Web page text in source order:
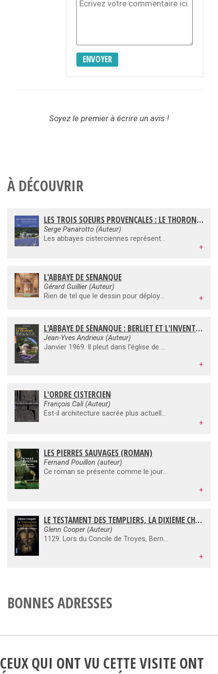
ENVOYER
Soyez le premier à écrire un avis !
À DÉCOUVRIR
LES TROIS SOEURS PROVENÇALES : LE THORONET, SILVACANE, SÉNANQUE - ABBAYES CISTERCIENNES ET VIE MONASTIQUE
Serge Panarotto (Auteur)
Les abbayes cisterciennes représentent une conception épurée, équilibrée et fonctionnelle de l’architecture religieuse. De là viennent leur beauté et la spiritualité qui s’en dégage. Elles sont le reflet d’un renouveau de la vie monastique intervenu au XIIe siècle et de son essor, sous l’impulsion de saint Bernard,dans toute l’Europe chrétienne, entre le XIIe et le XIVe siècle. La Provence a la chance de posséder trois de ces abbayes remarquablement bien conservées et restaurées. Bien insérées dans un environnement naturel préservé, Le Thoronet, Silvacane et Sénanque sont restées très proches de l’idéal cistercien des origines. Affiliées au même ordre religieux, on les appelle les trois soeurs provençales.
+
L'ABBAYE DE SENANQUE
Gérard Guillier (Auteur)
Rien de tel que le dessin pour déployer l'espace architectural de l'abbaye de unique, rendre compte de la complexité de ses volumes, de ses perspectives et de sa concision. Gérard Guillier rend hommage aux bâtisseurs cisterciens dont l'architecture répond à Lui idéal de pureté en harmonie parfaite avec un ascétisme rigoureux. L'édifice enfin rendu dans son intégrité fait preuve d'une authenticité spatiale qui ravit les yeux et l'esprit, revisitant ainsi la beauté radieuse de l'abbaye. N'est-il pas meilleure fidélité à saint Bernard, fondateur de l'Ordre, que de rendre à la forme sa plénitude, lui qui déclarait : " Parce que nous sommes charnels, il faut que notre désir et notre amour passe par le concret " ?
+
L'ABBAYE DE SÉNANQUE : BERLIET ET L'INVENTION DU MÉCÉNAT INDUSTRIEL
Jean-Yves Andrieux (Auteur)
Janvier 1969. Il pleut dans l'église de Sénanque, rongée par l'humidité. Les moines se résignent à abandonner le vaisseau de pierre en perdition. Janvier 2004. Les frères ont regagné le giron sublime du monastère, plébiscité chaque année par plus de deux cent mille visiteurs. Pourquoi une telle métamorphose en trente-cinq ans? Ces années-là ont, en fait, sauvé douze siècles et demi d'histoire. Née au Moyen Age, cédée pendant la Révolution, rétablie en 1854, Sénanque est vendue à nouveau en 1905, puis réoccupée par une communauté religieuse de 1926 à 1969. C'est alors qu'elle est restaurée par la société des Automobiles Marius Berliet qui en fait un centre culturel. Sans cette intervention désintéressée d'une entreprise, fondatrice du mécénat industriel en France, l'abbaye aurait disparu.
+
L'ORDRE CISTERCIEN
François Cali (Auteur)
Est-il architecture sacrée plus actuelle que celle de ces monastères élevés au XIIe siècle par des hommes qui fuyaient le tumulte des villes pour trouver en forêt la solitude, le silence, l'eau, la pierre, la lumière ? Engendré par l'espace naturel et surnaturel, "l'environnement" géographique et mystique du Désert, déterminé par un "cadre de vie", la règle de saint Benoît, le monastère cistercien est exemplaire de ce qu'on appelle aujourd'hui une architecture fonctionnelle. Instrument agricole et instrument liturgique, instrument de prière, l'architecture cistercienne articule, structure, dans un ordre rigoureux, autour du cloître, ses différents bâtiments en fonction de leur utilisation d'heure en heure canoniale, au rythme solaire de l'office divin. C'est ce mouvement de l'ombre et de la lumière, informant l'architecture du lever au coucherdu soleil et de l'hiver à l'été, que les photographies de ce livre ont saisi. De toutes les architectures de Cîteaux, aucune n'était plus favorable à cette démonstration que celle des "trois soeurs provençales", Sénanque, Silvacane et Le Thoronet.
+
LES PIERRES SAUVAGES (ROMAN)
Fernand Pouillon (auteur)
Ce roman se présente comme le journal du maître d’œuvre, Guillaume Balz, qui, au XIIe siècle, édifia en Provence l'abbaye du Thoronet, exemple d'architecture cistercienne. Jour après jour, nous voyons ce moine constructeur aux prises avec la faiblesse des hommes et l'inertie des choses, harcelé par les éléments contraires et, plus encore, par ses propres contradictions. La vie d'un chantier médiéval, les problèmes techniques, financiers ou doctrinaux que posait sa bonne marche, les solutions d'une étonnante modernité qui leur furent données apparaissent ici bien peu conformes à ce Moyen Age de convention dont l'image encombre souvent nos mémoires.
+
LE TESTAMENT DES TEMPLIERS, LA DIXIÈME CHAMBRE (ROMAN)
Glenn Cooper (Auteur)
1129. Lors du Concile de Troyes, Bernard de Clairvaux, directeur de conscience des Cisterciens, use de tout son pouvoir pour faire reconnaître l'ordre des Templiers par l'Église, avant de militer activement pour la tenue de la deuxième croisade en Terre sainte. 2010. Ruac, dans la région de Sarlat. Par le plus grand des hasards, un étrange manuscrit médiéval est retrouvé dissimulé dans les murs d'une abbaye cistercienne. C'est la confession d'un moine, le frère Barthomieu, datée de 1307, année où, sur ordre de Philippe le Bel, les Templiers furent arrêtés et emprisonnés. Hugo Pineau, restaurateur de livres anciens, et Luc Simard, archéologue, travaillent activement sur les messages codés contenus dans le texte. Bien vite, leurs recherches les conduisent dans un immense dédale de passages souterrains, situé sous le village...
+
BONNES ADRESSES
CEUX QUI ONT VU CETTE VISITE ONT